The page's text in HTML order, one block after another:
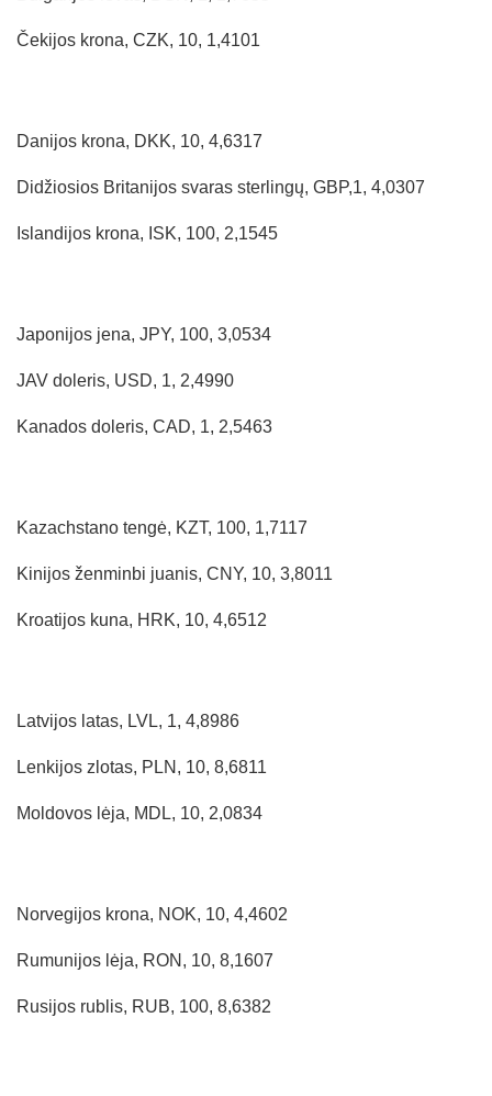
Čekijos krona, CZK, 10, 1,4101
Danijos krona, DKK, 10, 4,6317
Didžiosios Britanijos svaras sterlingų, GBP,1, 4,0307
Islandijos krona, ISK, 100, 2,1545
Japonijos jena, JPY, 100, 3,0534
JAV doleris, USD, 1, 2,4990
Kanados doleris, CAD, 1, 2,5463
Kazachstano tengė, KZT, 100, 1,7117
Kinijos ženminbi juanis, CNY, 10, 3,8011
Kroatijos kuna, HRK, 10, 4,6512
Latvijos latas, LVL, 1, 4,8986
Lenkijos zlotas, PLN, 10, 8,6811
Moldovos lėja, MDL, 10, 2,0834
Norvegijos krona, NOK, 10, 4,4602
Rumunijos lėja, RON, 10, 8,1607
Rusijos rublis, RUB, 100, 8,6382